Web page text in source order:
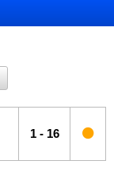
1- 16